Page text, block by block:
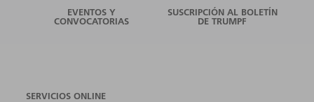
EVENTOS Y
CONVOCATORIAS
SUSCRIPCIÓN AL BOLETÍN
DE TRUMPF
SERVICIOS ONLINE